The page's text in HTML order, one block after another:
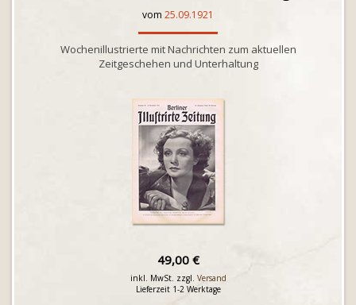
vom 25.09.1921
Wochenillustrierte mit Nachrichten zum aktuellen
Zeitgeschehen und Unterhaltung
49,00 €
inkl. MwSt. zzgl. Versand
Lieferzeit 1-2 Werktage